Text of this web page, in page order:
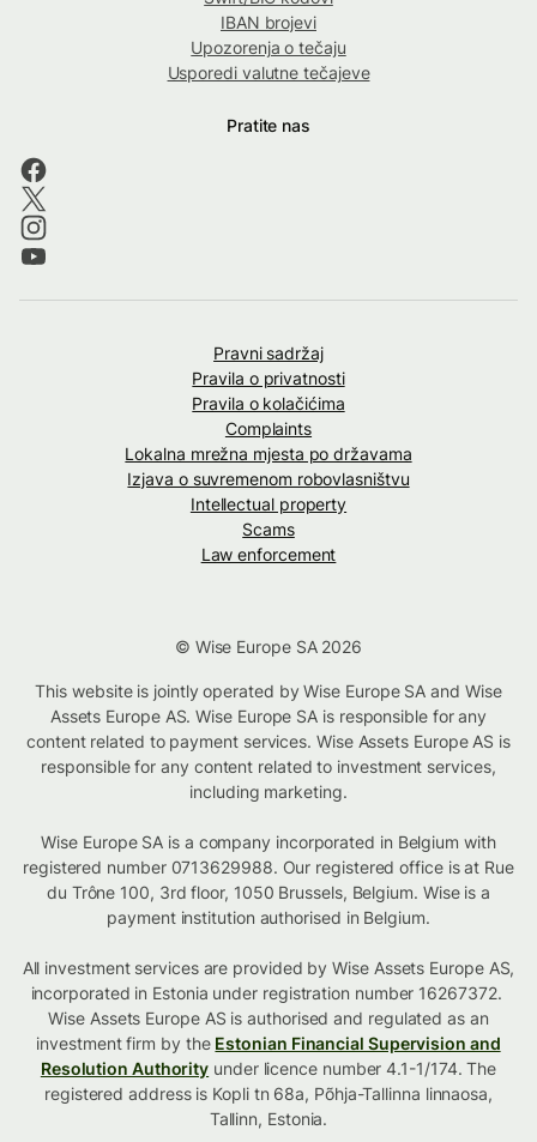
IBAN brojevi
Upozorenja o tečaju
Usporedi valutne tečajeve
Pratite nas
Pravni sadržaj
Pravila o privatnosti
Pravila o kolačićima
Complaints
Lokalna mrežna mjesta po državama
Izjava o suvremenom robovlasništvu
Intellectual property
Scams
Law enforcement
© Wise Europe SA 2026
This website is jointly operated by Wise Europe SA and Wise
Assets Europe AS. Wise Europe SA is responsible for any
content related to payment services. Wise Assets Europe AS is
responsible for any content related to investment services,
including marketing.
Wise Europe SA is a company incorporated in Belgium with
registered number 0713629988. Our registered office is at Rue
du Trône 100, 3rd floor, 1050 Brussels, Belgium. Wise is a
payment institution authorised in Belgium.
All investment services are provided by Wise Assets Europe AS,
incorporated in Estonia under registration number 16267372.
Wise Assets Europe AS is authorised and regulated as an
investment firm by the Estonian Financial Supervision and
Resolution Authority under licence number 4.1-1/174. The
registered address is Kopli tn 68a, Põhja-Tallinna linnaosa,
Tallinn, Estonia.